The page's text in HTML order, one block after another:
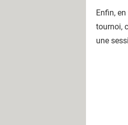
Enfin,
tournoi,
une